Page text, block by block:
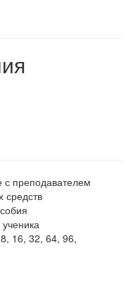
преподавателем
16, 32, 64, 96,